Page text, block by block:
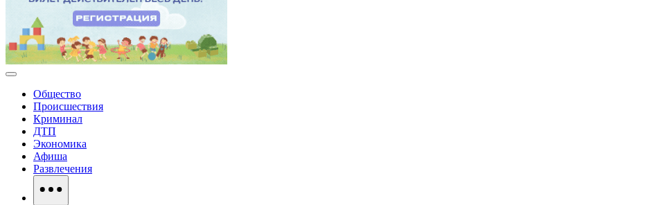
Общество
Происшествия
Криминал
ДТП
Экономика
Афиша
Развлечения